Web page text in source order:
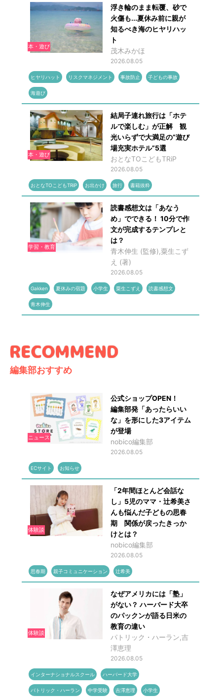
本・遊び
浮き輪のまま転覆、砂で
火傷も...夏休み前に親が
知るべき海のヒヤリハッ
ト
茂木みかほ
2026.08.05
ヒヤリハット リスクマネジメント 事故防止 子どもの事故
海遊び
本・遊び
結局子連れ旅行は「ホテ
ルで楽しむ」が正解 観
光いらずで大満足の“遊び
場充実ホテル”5選
おとなTOこどもTRiP
2026.08.05
おとなTOこどもTRiP お出かけ 旅行 書籍抜粋
学習・教育
読書感想文は「あなう
め」でできる！ 10分で作
文が完成するテンプレと
は？
青木伸生 (監修),粟生こず
え (著)
2026.08.05
Gakken 夏休みの宿題 小学生 粟生こずえ 読書感想文
青木伸生
編集部おすすめ
ニュース
公式ショップOPEN！
編集部発「あったらいい
な」を形にした3アイテム
が登場
nobico編集部
2026.08.05
ECサイト お知らせ
体験談
「2年間ほとんど会話な
し」5児のママ・辻希美さ
んも悩んだ子どもの思春
期 関係が戻ったきっか
けとは？
nobico編集部
2026.08.05
思春期 親子コミュニケーション 辻希美
体験談
なぜアメリカには「塾」
がない？ ハーバード大卒
のパックンが語る日米の
教育の違い
パトリック・ハーラン,吉
澤恵理
2026.08.05
インターナショナルスクール ハーバード大学
パトリック・ハーラン 中学受験 吉澤恵理 小学生